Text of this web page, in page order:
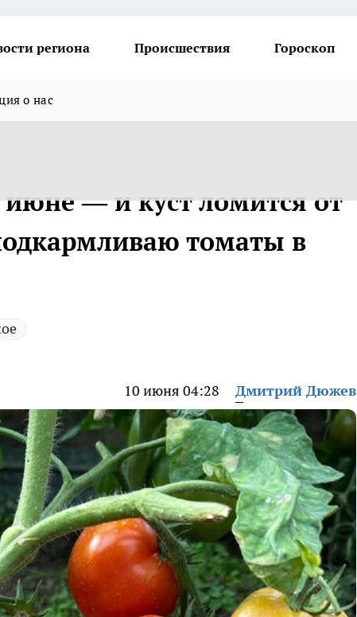
региона Происшествия Гороскоп
о нас
— и куст ломится от
томаты в
10 июня 04:28 Дмитрий Дюжев